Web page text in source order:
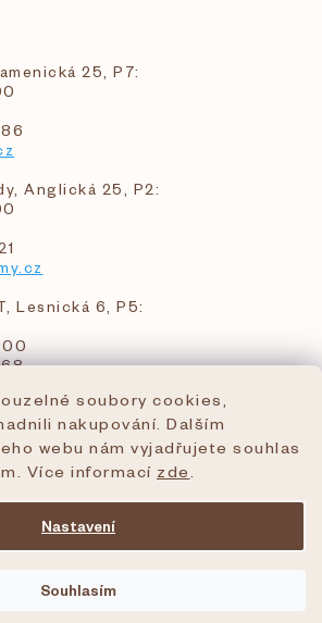
soubory cookies,
nakupování. Dalším
webu nám vyjadřujete souhlas
Více informací zde
Nastavení
Souhlasím
25, P7:
Anglická 25, P2:
Lesnická 6, P5:
968
creammy.cz